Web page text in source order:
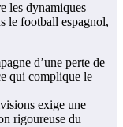
les dynamiques
le football espagnol,
d’une perte de
qui complique le
exige une
rigoureuse du